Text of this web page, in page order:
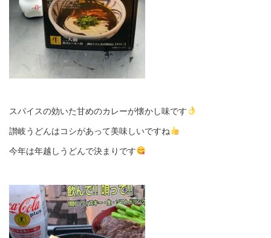
スパイスの効いた甘めのカレーが懐かし味です
讃岐うどんはコシがあって美味しいですね
今年は年越しうどんで決まりです